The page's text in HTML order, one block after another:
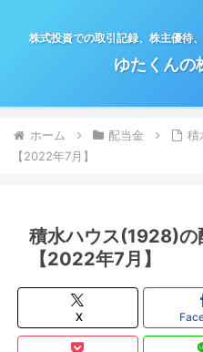
株式投資での取引記録、株主優待
ゆたくんの
ホーム 配当金
積
【2022年7月】
積水ハウス(1928)の
【2022年7月】
X